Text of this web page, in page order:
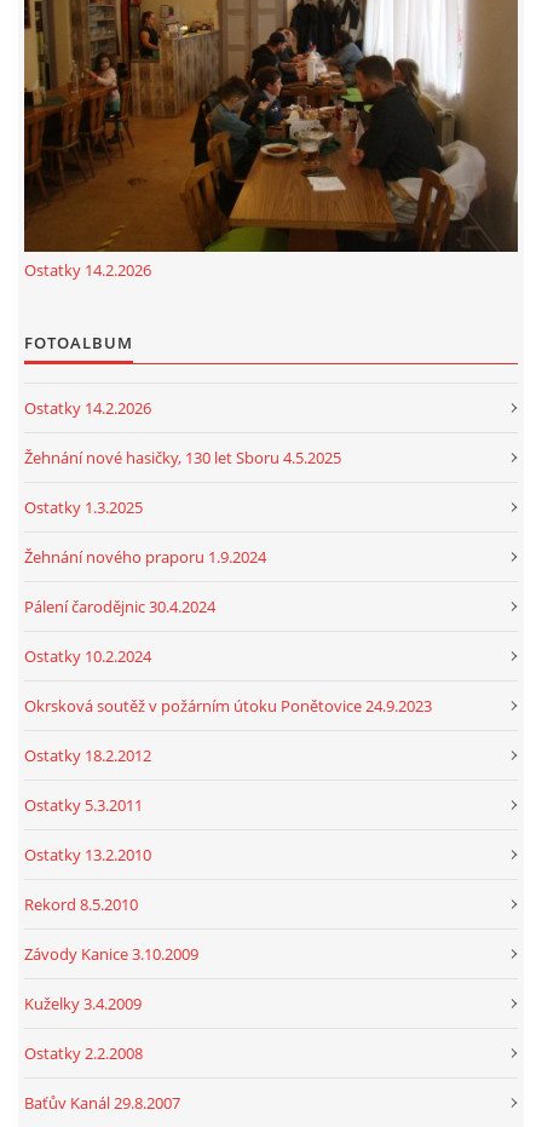
737361186 , 732851414
cenekji@seznam.cz
© 2026 eStránky.cz | RSS|Tisk| Nahoru ↑
Ostatky 14.2.2026
FOTOALBUM
Ostatky 14.2.2026
Žehnání nové hasičky, 130 let Sboru 4.5.2025
Ostatky 1.3.2025
Žehnání nového praporu 1.9.2024
Pálení čarodějnic 30.4.2024
Ostatky 10.2.2024
Okrsková soutěž v požárním útoku Ponětovice 24.9.2023
Ostatky 18.2.2012
Ostatky 5.3.2011
Ostatky 13.2.2010
Rekord 8.5.2010
Závody Kanice 3.10.2009
Kuželky 3.4.2009
Ostatky 2.2.2008
Baťův Kanál 29.8.2007